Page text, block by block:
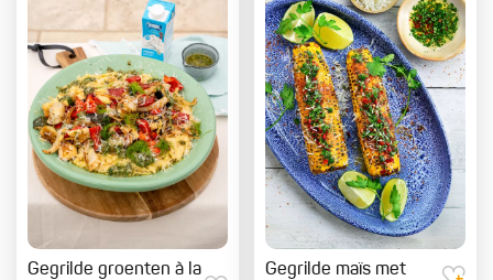
Gegrilde groenten à la
Gegrilde maïs met